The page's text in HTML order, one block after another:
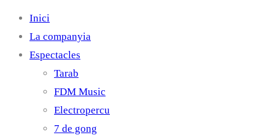
Inici
La companyia
Espectacles
Tarab
FDM Music
Electropercu
7 de gong